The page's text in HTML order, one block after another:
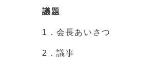
議題
1．会長あいさつ
2．議事